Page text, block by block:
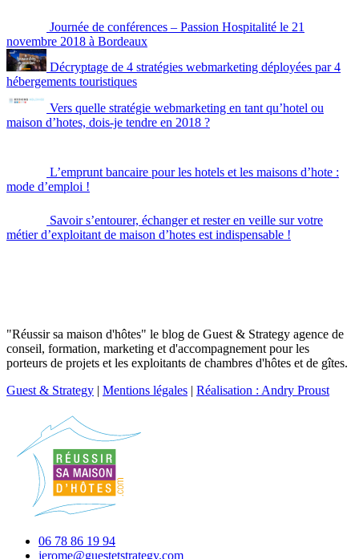
Journée de conférences – Passion Hospitalité le 21
novembre 2018 à Bordeaux
Décryptage de 4 stratégies webmarketing déployées par 4
hébergements touristiques
Vers quelle stratégie webmarketing en tant qu’hotel ou
maison d’hotes, dois-je tendre en 2018 ?
L’emprunt bancaire pour les hotels et les maisons d’hote :
mode d’emploi !
Savoir s’entourer, échanger et rester en veille sur votre
métier d’exploitant de maison d’hotes est indispensable !
"Réussir sa maison d'hôtes" le blog de Guest & Strategy agence de
conseil, formation, marketing et d'accompagnement pour les
porteurs de projets et les exploitants de chambres d'hôtes et de gîtes.
Guest & Strategy | Mentions légales | Réalisation : Andry Proust
06 78 86 19 94
jerome@guestetstrategy.com